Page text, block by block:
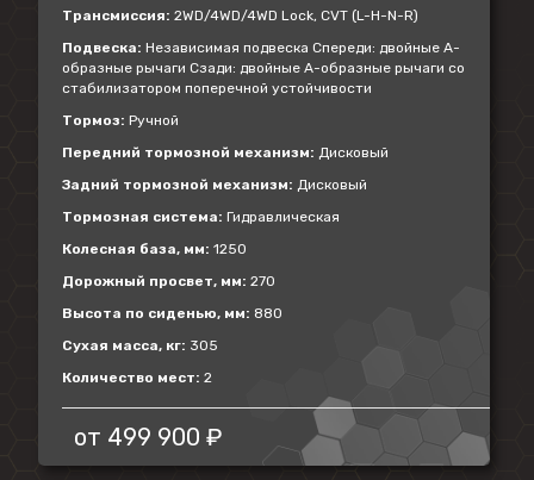
Трансмиссия: 2WD/4WD/4WD Lock, CVT (L-H-N-R)
Подвеска: Независимая подвеска Спереди: двойные А-
образные рычаги Сзади: двойные А-образные рычаги со
стабилизатором поперечной устойчивости
Тормоз: Ручной
Передний тормозной механизм: Дисковый
Задний тормозной механизм: Дисковый
Тормозная система: Гидравлическая
Колесная база, мм: 1250
Дорожный просвет, мм: 270
Высота по сиденью, мм: 880
Сухая масса, кг: 305
Количество мест: 2
от 499 900 ₽